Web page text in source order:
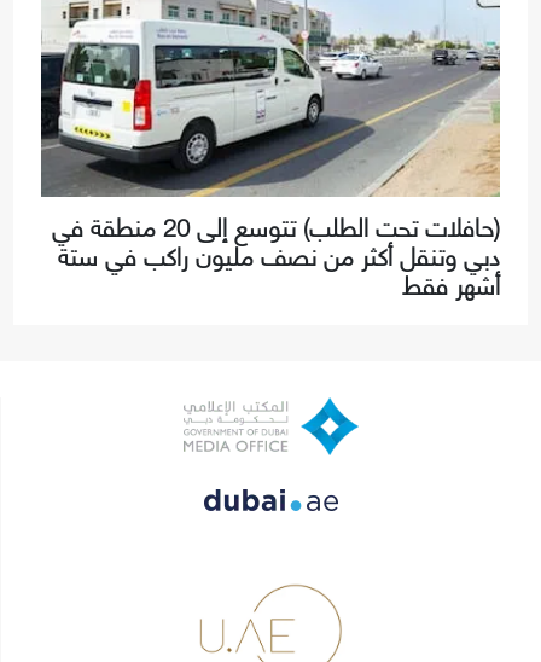
(حافلات تحت الطلب) تتوسع إلى 20 منطقة في
دبي وتنقل أكثر من نصف مليون راكب في ستة
أشهر فقط